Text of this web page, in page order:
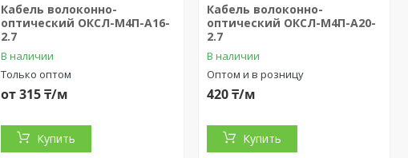
Кабель волоконно-
оптический ОКСЛ-М4П-А16-
2.7
В наличии
Только оптом
от 315 ₸/м
Купить
Кабель волоконно-
оптический ОКСЛ-М4П-А20-
2.7
В наличии
Оптом и в розницу
420 ₸/м
Купить